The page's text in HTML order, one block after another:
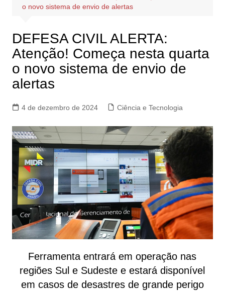
o novo sistema de envio de alertas
DEFESA CIVIL ALERTA:
Atenção! Começa nesta quarta
o novo sistema de envio de
alertas
4 de dezembro de 2024 Ciência e Tecnologia
Ferramenta entrará em operação nas
regiões Sul e Sudeste e estará disponível
em casos de desastres de grande perigo